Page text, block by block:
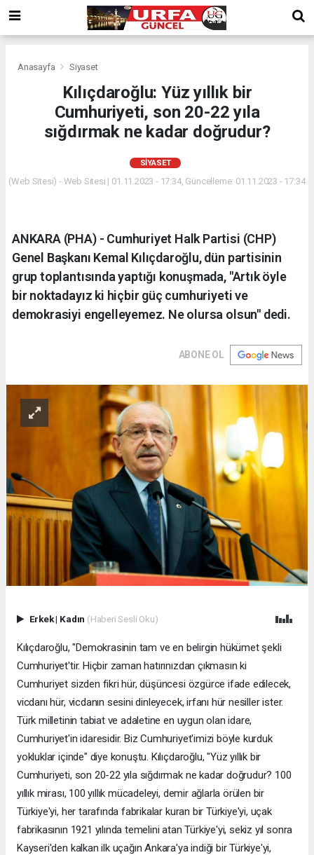
Anasayfa Siyaset
Kılıçdaroğlu: Yüz yıllık bir
Cumhuriyeti, son 20-22 yıla
sığdırmak ne kadar doğrudur?
SIYASET
(Web Sitesi) - Web Sitesi | 01.11.2023 - 17:34, Güncelleme: 01.11.2023 - 17:34
ANKARA (PHA) - Cumhuriyet Halk Partisi (CHP)
Genel Başkanı Kemal Kılıçdaroğlu, dün partisinin
grup toplantısında yaptığı konuşmada, "Artık öyle
bir noktadayız ki hiçbir güç cumhuriyeti ve
demokrasiyi engelleyemez. Ne olursa olsun" dedi.
ABONE OL
Erkek| Kadın (Haberi Sesli Oku)
Kılıçdaroğlu, "Demokrasinin tam ve en belirgin hükümet şekli
Cumhuriyet'tir. Hiçbir zaman hatırınızdan çıkmasın ki
Cumhuriyet sizden fikri hür, düşüncesi özgürce ifade edilecek,
vicdanı hür, vicdanın sesini dinleyecek, irfanı hür nesiller ister.
Türk milletinin tabiat ve adaletine en uygun olan idare,
Cumhuriyet'in idaresidir. Biz Cumhuriyet'imizi böyle kurduk
yokluklar içinde" diye konuştu. Kılıçdaroğlu, "Yüz yıllık bir
Cumhuriyeti, son 20-22 yıla sığdırmak ne kadar doğrudur? 100
yıllık mirası, 100 yıllık mücadeleyi, demir ağlarla örülen bir
Türkiye'yi, her tarafında fabrikalar kuran bir Türkiye'yi, uçak
fabrikasının 1921 yılında temelini atan Türkiye'yi, sekiz yıl sonra
Kayseri'den kalkan ilk uçağın Ankara'ya indiği bir Türkiye'yi,